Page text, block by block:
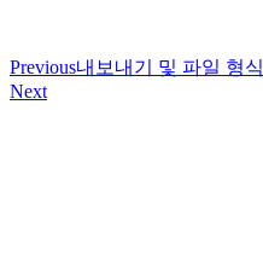
Previous내보내기 및 파일 형식
Next